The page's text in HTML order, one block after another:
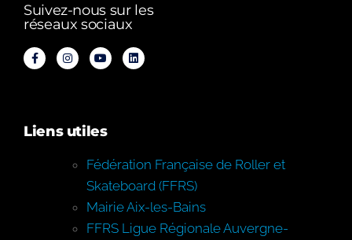
Suivez-nous sur les
réseaux sociaux
Liens utiles
Fédération Française de Roller et
Skateboard (FFRS)
Mairie Aix-les-Bains
FFRS Ligue Régionale Auvergne-